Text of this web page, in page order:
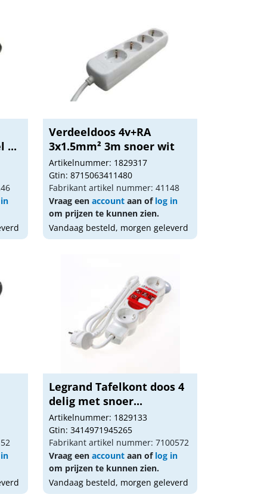
...
Verdeeldoos 4v+RA
3x1.5mm² 3m snoer wit
Artikelnummer: 1829317
Gtin: 8715063411480
Fabrikant artikel nummer: 41148
Vraag eenaccount aan of log in
om prijzen te kunnen zien.
Vandaag besteld, morgen geleverd
Legrand Tafelkont doos 4
delig met snoer...
Artikelnummer: 1829133
Gtin: 3414971945265
Fabrikant artikel nummer: 7100572
Vraag eenaccount aan of log in
om prijzen te kunnen zien.
Vandaag besteld, morgen geleverd